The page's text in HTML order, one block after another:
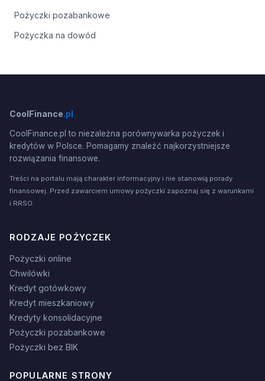
Pożyczki pozabankowe
Pożyczka na dowód
CoolFinance.pl
CoolFinance.pl to niezależna porównywarka pożyczek i
kredytów w Polsce. Pomagamy znaleźć najkorzystniejsze
rozwiązania finansowe.
Treści na portalu mają charakter informacyjny i nie stanowią porady
finansowej. Przed zawarciem umowy pożyczki zapoznaj się z warunkami
i RRSO.
RODZAJE POŻYCZEK
Pożyczki online
Chwilówki
Kredyt gotówkowy
Kredyt mieszkaniowy
Kredyty konsolidacyjne
Pożyczki pozabankowe
Pożyczki bez BIK
POPULARNE STRONY